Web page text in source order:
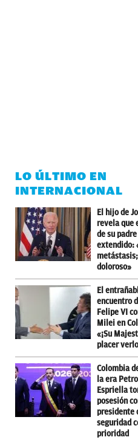
LO ÚLTIMO EN
INTERNACIONAL
El hijo de
revela que
de su
extendido:
doloroso»
El
encuentro
Felipe VI
Milei en
«¡Su
placer
Colombia
la era
Espriella
posesión
presidente
seguridad
prioridad